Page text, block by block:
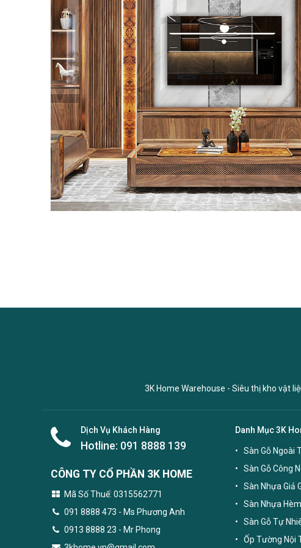
3K Home Warehouse - Siêu thị kho vật
Dịch Vụ Khách Hàng
Hotline: 091 8888 139
CÔNG TY CỔ PHẦN 3K HOME
Mã Số Thuế: 0315562771
091 8888 473 - Ms Phương Anh
0913 8888 23 - Mr Phong
Danh Mục 3K
Sàn Gỗ Ngoài
Sàn Gỗ Công
Sàn Nhựa Giả
Sàn Nhựa
Sàn Gỗ Tự
Ốp Tường Nội